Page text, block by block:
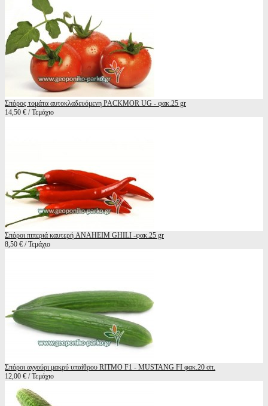
Σπόρος τομάτα αυτοκλαδευόμενη PACKMOR UG - φακ.25 gr
14,50 € / Τεμάχιο
Σπόροι πιπεριά καυτερή ANAHEIM GHILI -φακ.25 gr
8,50 € / Τεμάχιο
Σπόροι αγγούρι μακρύ υπαίθρου RITMO F1 - MUSTANG FI φακ.20 σπ.
12,00 € / Τεμάχιο